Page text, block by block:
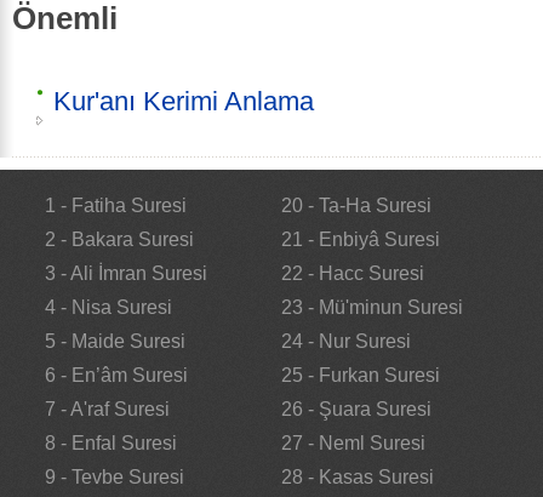
Önemli
Kur'anı Kerimi Anlama
1 - Fatiha Suresi
2 - Bakara Suresi
3 - Ali İmran Suresi
4 - Nisa Suresi
5 - Maide Suresi
6 - En’âm Suresi
7 - A'raf Suresi
8 - Enfal Suresi
9 - Tevbe Suresi
20 - Ta-Ha Suresi
21 - Enbiyâ Suresi
22 - Hacc Suresi
23 - Mü'minun Suresi
24 - Nur Suresi
25 - Furkan Suresi
26 - Şuara Suresi
27 - Neml Suresi
28 - Kasas Suresi